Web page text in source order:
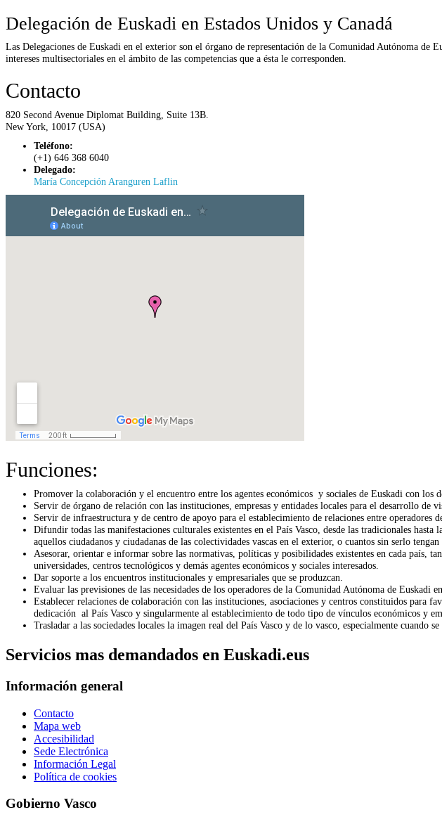
Delegación de Euskadi en Estados Unidos y Canadá
Las Delegaciones de Euskadi en el exterior son el órgano de representación de la Comunidad Autónoma de
intereses multisectoriales en el ámbito de las competencias que a ésta le corresponden.
Contacto
820 Second Avenue Diplomat Building, Suite 13B.
New York, 10017 (USA)
Teléfono:
(+1) 646 368 6040
Delegado:
María Concepción Aranguren Laflin
Funciones:
Promover la colaboración y el encuentro entre los agentes económicos y sociales de Euskadi con los
Servir de órgano de relación con las instituciones, empresas y entidades locales para el desarrollo
Servir de infraestructura y de centro de apoyo para el establecimiento de relaciones entre operadores
Difundir todas las manifestaciones culturales existentes en el País Vasco, desde las tradicionales
aquellos ciudadanos y ciudadanas de las colectividades vascas en el exterior, o cuantos sin serlo
Asesorar, orientar e informar sobre las normativas, políticas y posibilidades existentes en cada país,
universidades, centros tecnológicos y demás agentes económicos y sociales interesados.
Dar soporte a los encuentros institucionales y empresariales que se produzcan.
Evaluar las previsiones de las necesidades de los operadores de la Comunidad Autónoma de Euskadi
Establecer relaciones de colaboración con las instituciones, asociaciones y centros constituidos para
dedicación al País Vasco y singularmente al establecimiento de todo tipo de vínculos económicos y
Trasladar a las sociedades locales la imagen real del País Vasco y de lo vasco, especialmente cuando
Servicios mas demandados en Euskadi.eus
Información general
Contacto
Mapa web
Accesibilidad
Sede Electrónica
Información Legal
Política de cookies
Gobierno Vasco